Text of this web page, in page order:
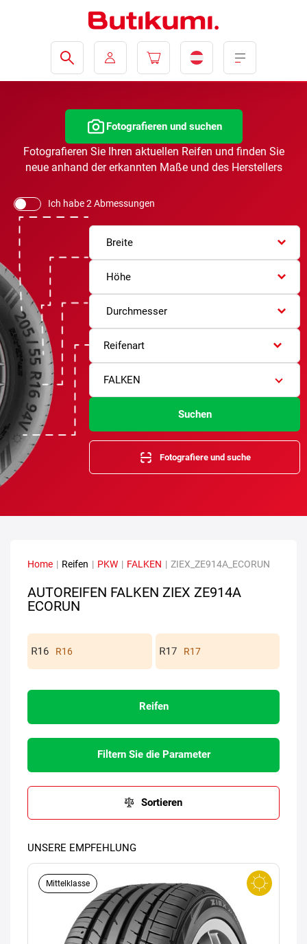
Fotografieren und suchen
Fotografieren Sie Ihren aktuellen Reifen und finden Sie
neue anhand der erkannten Maße und des Herstellers
Ich habe 2 Abmessungen
Breite
Höhe
Durchmesser
Reifenart
FALKEN
Suchen
Fotografiere und suche
Home | Reifen | PKW | FALKEN | ZIEX_ZE914A_ECORUN
AUTOREIFEN FALKEN ZIEX ZE914A
ECORUN
R16 R17
Reifen
Filtern Sie die Parameter
Sortieren
UNSERE EMPFEHLUNG
Mittelklasse